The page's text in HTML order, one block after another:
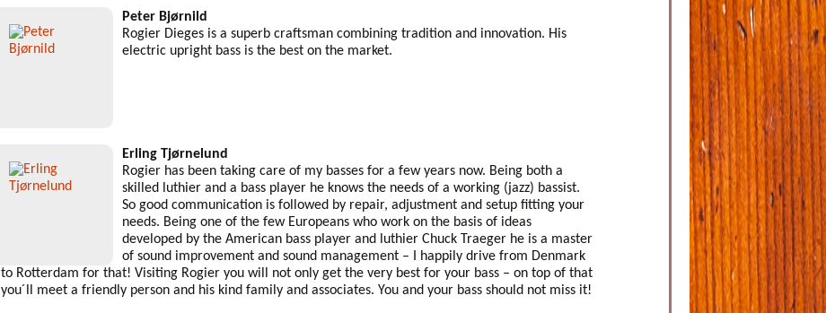
Peter Bjørnild
Rogier Dieges is a superb craftsman combining tradition and innovation. His
electric upright bass is the best on the market.
Erling Tjørnelund
Rogier has been taking care of my basses for a few years now. Being both a
skilled luthier and a bass player he knows the needs of a working (jazz) bassist.
So good communication is followed by repair, adjustment and setup fitting your
needs. Being one of the few Europeans who work on the basis of ideas
developed by the American bass player and luthier Chuck Traeger he is a master
of sound improvement and sound management – I happily drive from Denmark
to Rotterdam for that! Visiting Rogier you will not only get the very best for your bass – on top of that
you´ll meet a friendly person and his kind family and associates. You and your bass should not miss it!